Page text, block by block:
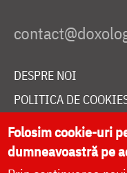
DESPRE NOI
POLITICA DE
DONEAZĂ ONLINE
Folosim cookie-uri
dumneavoastră pe